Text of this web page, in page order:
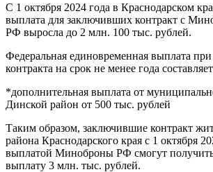
С 1 октября 2024 года в Краснодарском
выплата для заключивших контракт с
РФ выросла до 2 млн. 100 тыс. рублей.
Федеральная единовременная выплата
контракта на срок не менее года
*дополнительная выплата от
Динской район от 500 тыс. рублей
Таким образом, заключившие контракт
района Краснодарского края с 1 октября
выплатой Миноброны РФ смогут
выплату 3 млн. тыс. рублей.